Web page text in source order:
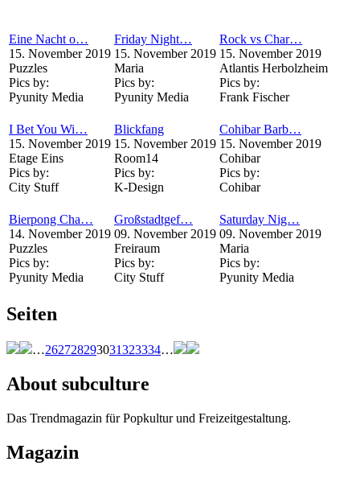
Eine Nacht o…
15. November 2019
Puzzles
Pics by:
Pyunity Media
Friday Night…
15. November 2019
Maria
Pics by:
Pyunity Media
Rock vs Char…
15. November 2019
Atlantis Herbolzheim
Pics by:
Frank Fischer
I Bet You Wi…
15. November 2019
Etage Eins
Pics by:
City Stuff
Blickfang
15. November 2019
Room14
Pics by:
K-Design
Cohibar Barb…
15. November 2019
Cohibar
Pics by:
Cohibar
Bierpong Cha…
14. November 2019
Puzzles
Pics by:
Pyunity Media
Großstadtgef…
09. November 2019
Freiraum
Pics by:
City Stuff
Saturday Nig…
09. November 2019
Maria
Pics by:
Pyunity Media
Seiten
…262728293031323334…
About subculture
Das Trendmagazin für Popkultur und Freizeitgestaltung.
Magazin